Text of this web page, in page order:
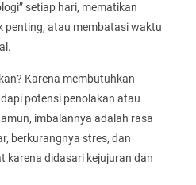
setiap hari, mematikan
penting, atau membatasi waktu
Karena membutuhkan
potensi penolakan atau
imbalannya adalah rasa
berkurangnya stres, dan
karena didasari kejujuran dan